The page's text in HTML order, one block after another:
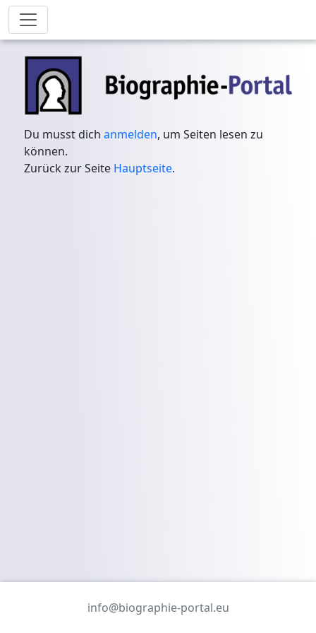
Du musst dichanmelden, um Seiten lesen zu
können.
Zurück zur Seite Hauptseite.
info@biographie-portal.eu